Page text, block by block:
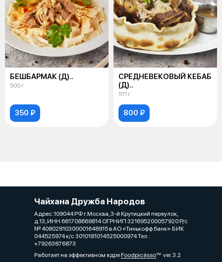
БЕШБАРМАК (Д)..
500 г
350 ₽
СРЕДНЕВЕКОВЫЙ КЕБАБ
(Д)..
511 г
800 ₽
Чайхана Дружба Народов
Адрес:109044 РФ г.Москва, 3-й Крутицкий переулок,
д.13, ИНН 661708669814 ОГРНИП 321695200057920 Р/с
№ 40802810300001648915 в АО «Тинькофф банк» БИК
044525974 к/с 3010181014525000974 Тел.:
+79263876873
Работает на эффективном ядреFoodpicássover. 3.2